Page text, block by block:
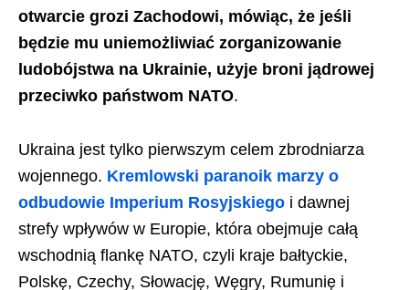
otwarcie grozi Zachodowi, mówiąc, że jeśli
będzie mu uniemożliwiać zorganizowanie
ludobójstwa na Ukrainie, użyje broni jądrowej
przeciwko państwom NATO.
Ukraina jest tylko pierwszym celem zbrodniarza
wojennego. Kremlowski paranoik marzy o
odbudowie Imperium Rosyjskiego i dawnej
strefy wpływów w Europie, która obejmuje całą
wschodnią flankę NATO, czyli kraje bałtyckie,
Polskę, Czechy, Słowację, Węgry, Rumunię i